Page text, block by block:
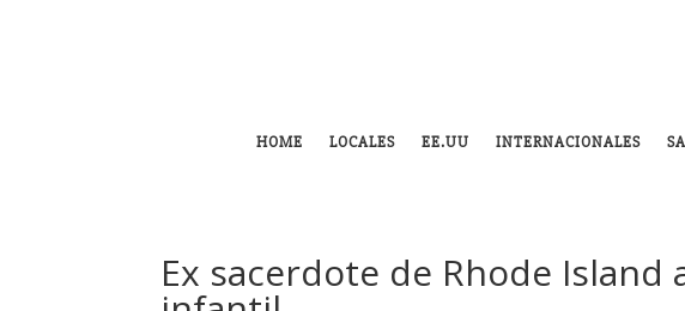
HOME LOCALES EE.UU INTERNACIONALES
Ex sacerdote de Rhode Island